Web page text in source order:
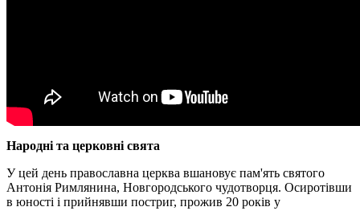
Народні та церковні свята
У цей день православна церква вшановує пам'ять святого
Антонія Римлянина, Новгородського чудотворця. Осиротівши
в юності і прийнявши постриг, прожив 20 років у